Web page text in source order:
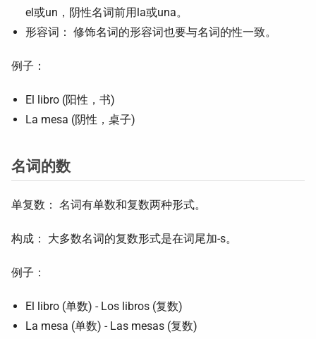
el或un，阴性名词前用la或una。
形容词： 修饰名词的形容词也要与名词的性一致。
例子：
El libro (阳性，书)
La mesa (阴性，桌子)
名词的数
单复数： 名词有单数和复数两种形式。
构成： 大多数名词的复数形式是在词尾加-s。
例子：
El libro (单数) - Los libros (复数)
La mesa (单数) - Las mesas (复数)